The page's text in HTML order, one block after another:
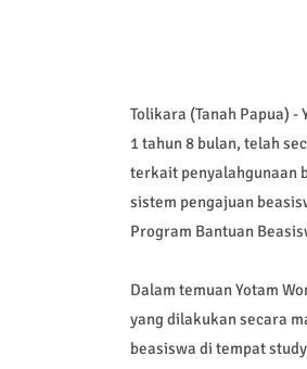
Tolikara (Tanah Papua)
1 tahun 8 bulan, telah
terkait penyalahgunaan
sistem pengajuan
Program Bantuan
Dalam temuan Yotam
yang dilakukan secara
beasiswa di tempat